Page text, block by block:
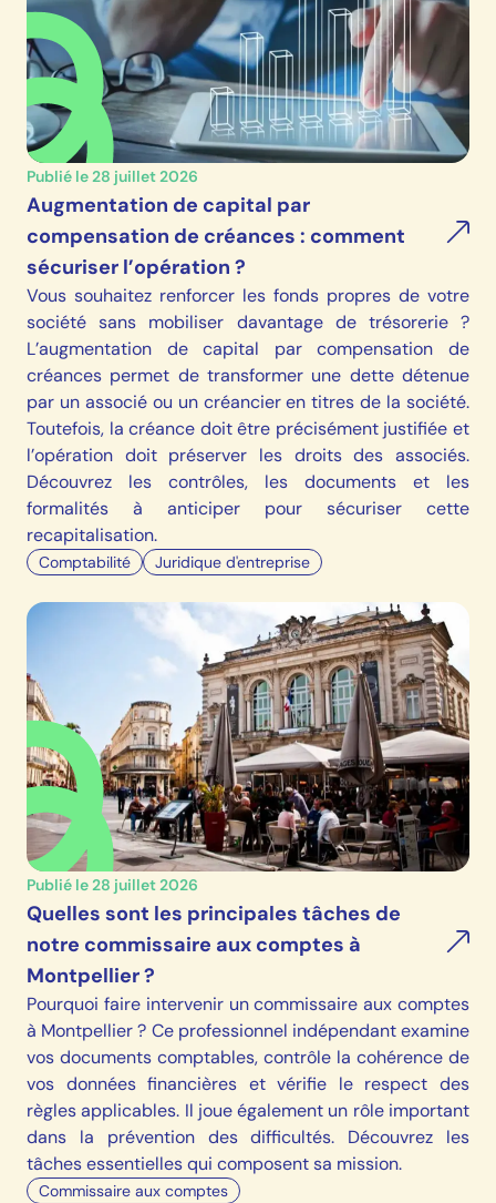
Publié le 28 juillet 2026
Augmentation de capital par
compensation de créances : comment
sécuriser l’opération ?
Vous souhaitez renforcer les fonds propres de votre
société sans mobiliser davantage de trésorerie ?
L’augmentation de capital par compensation de
créances permet de transformer une dette détenue
par un associé ou un créancier en titres de la société.
Toutefois, la créance doit être précisément justifiée et
l’opération doit préserver les droits des associés.
Découvrez les contrôles, les documents et les
formalités à anticiper pour sécuriser cette
recapitalisation.
Comptabilité Juridique d'entreprise
Publié le 28 juillet 2026
Quelles sont les principales tâches de
notre commissaire aux comptes à
Montpellier ?
Pourquoi faire intervenir un commissaire aux comptes
à Montpellier ? Ce professionnel indépendant examine
vos documents comptables, contrôle la cohérence de
vos données financières et vérifie le respect des
règles applicables. Il joue également un rôle important
dans la prévention des difficultés. Découvrez les
tâches essentielles qui composent sa mission.
Commissaire aux comptes